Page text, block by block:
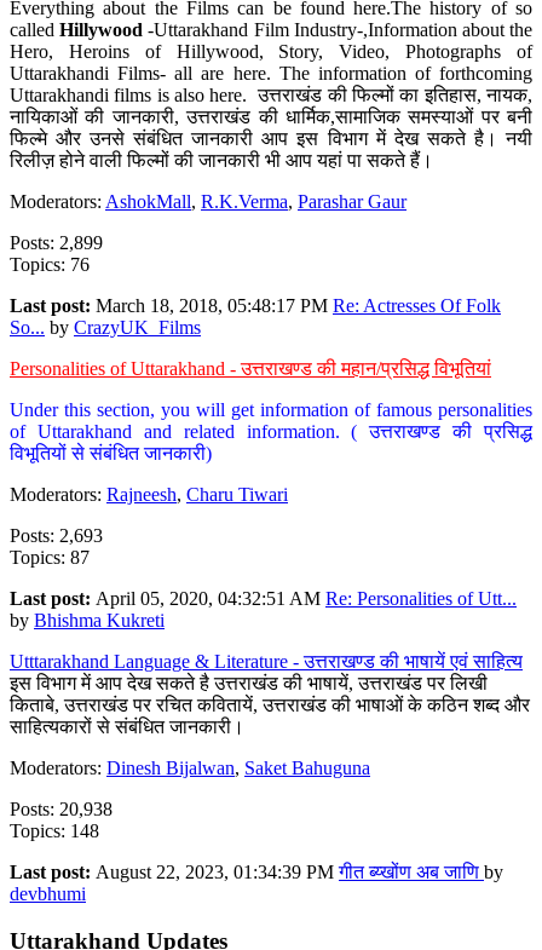
Everything about the Films can be found here.The history of so
calledHillywood-Uttarakhand Film Industry-,Information about the
Hero, Heroins of Hillywood, Story, Video, Photographs of
Uttarakhandi Films- all are here. The information of forthcoming
Uttarakhandi films is also here. उत्तराखंड की फिल्मों का इतिहास, नायक,
नायिकाओं की जानकारी, उत्तराखंड की धार्मिक,सामाजिक समस्याओं पर बनी
फिल्मे और उनसे संबंधित जानकारी आप इस विभाग में देख सकते है। नयी
रिलीज़ होने वाली फिल्मों की जानकारी भी आप यहां पा सकते हैं।
Moderators: AshokMall, R.K.Verma, Parashar Gaur
Posts: 2,899
Topics: 76
Last post: March 18, 2018, 05:48:17 PM Re: Actresses Of Folk
So... by CrazyUK_Films
Personalities of Uttarakhand - उत्तराखण्ड की महान/प्रसिद्ध विभूतियां
Under this section, you will get information of famous personalities
of Uttarakhand and related information. ( उत्तराखण्ड की प्रसिद्ध
विभूतियों से संबंधित जानकारी)
Moderators: Rajneesh, Charu Tiwari
Posts: 2,693
Topics: 87
Last post: April 05, 2020, 04:32:51 AM Re: Personalities of Utt...
by Bhishma Kukreti
Utttarakhand Language & Literature - उत्तराखण्ड की भाषायें एवं साहित्य
इस विभाग में आप देख सकते है उत्तराखंड की भाषायें, उत्तराखंड पर लिखी
किताबे, उत्तराखंड पर रचित कवितायें, उत्तराखंड की भाषाओं के कठिन शब्द और
साहित्यकारों से संबंधित जानकारी।
Moderators: Dinesh Bijalwan, Saket Bahuguna
Posts: 20,938
Topics: 148
Last post: August 22, 2023, 01:34:39 PMगीत ब्य्खोंण अब जाणि by
devbhumi
Uttarakhand Updates